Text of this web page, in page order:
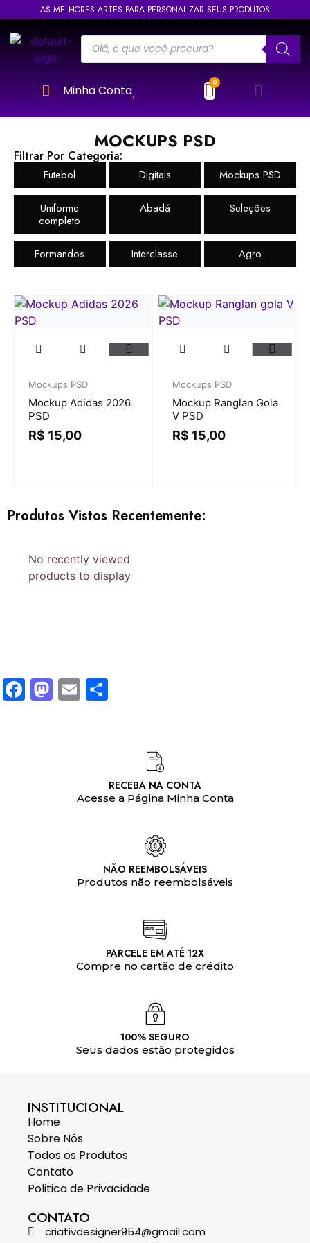
AS MELHORES ARTES PARA PERSONALIZAR SEUS PRODUTOS
Minha Conta
MOCKUPS PSD
Filtrar Por Categoria:
Futebol Digitais Mockups PSD
Uniforme
completo
Abadá Seleções
Formandos Interclasse Agro
Mockups PSD
Mockup Adidas 2026
PSD
R$ 15,00
Mockups PSD
Mockup Ranglan Gola
V PSD
R$ 15,00
Produtos Vistos Recentemente:
No recently viewed
products to display
Facebook
Mastodon
Email
RECEBA NA CONTA
Acesse a Página Minha Conta
NÃO REEMBOLSÁVEIS
Produtos não reembolsáveis
PARCELE EM ATÉ 12X
Compre no cartão de crédito
100% SEGURO
Seus dados estão protegidos
INSTITUCIONAL
Home
Sobre Nós
Todos os Produtos
Contato
Politica de Privacidade
CONTATO
criativdesigner954@gmail.com